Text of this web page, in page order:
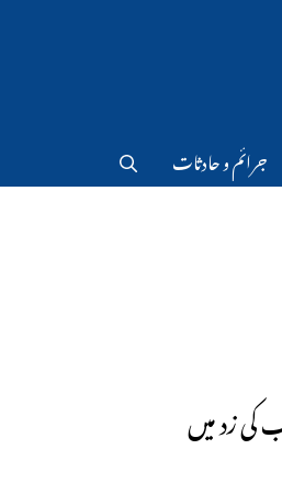
جرائم و حادثات